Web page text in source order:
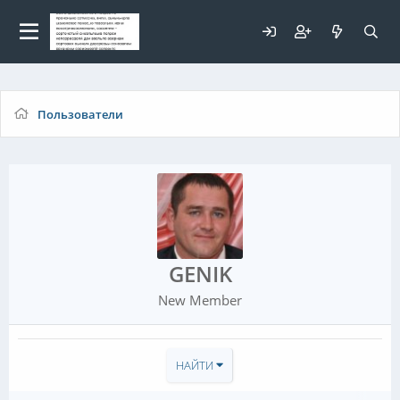
Пользователи
GENIK
New Member
НАЙТИ
Для любых предложений по
сайту: elaizik@cp9.ru